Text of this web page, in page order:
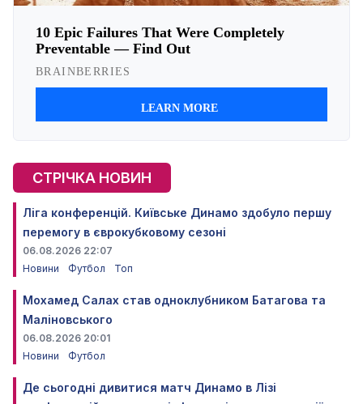
СТРІЧКА НОВИН
Ліга конференцій. Київське Динамо здобуло першу
перемогу в єврокубковому сезоні
06.08.2026 22:07
Новини
Футбол Топ
Мохамед Салах став одноклубником Батагова та
Маліновського
06.08.2026 20:01
Новини
Футбол
Де сьогодні дивитися матч Динамо в Лізі